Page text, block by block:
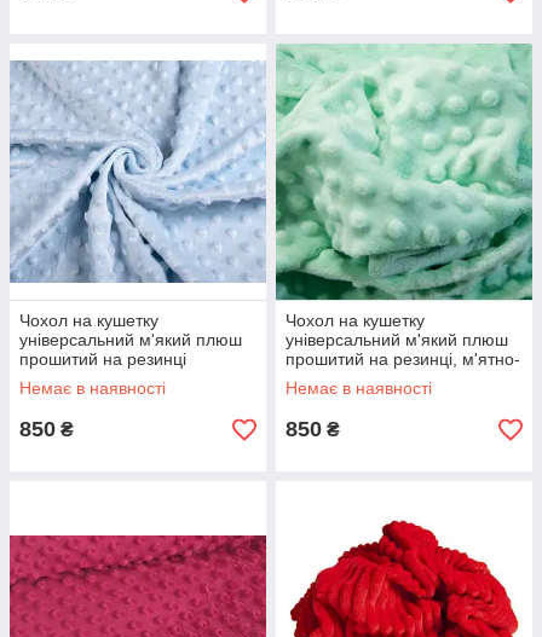
Чохол на кушетку
універсальний м'який плюш
прошитий на резинці
Немає в наявності
850 ₴
Чохол на кушетку
універсальний м'який плюш
прошитий на резинці, м'ятно-
зелений
Немає в наявності
850 ₴